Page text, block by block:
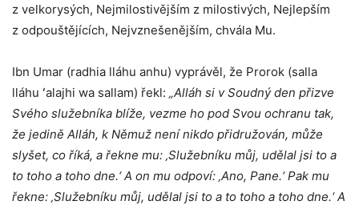
z velkorysých, Nejmilostivějším z milostivých, Nejlepším
z odpouštějících, Nejvznešenějším, chvála Mu.
Ibn Umar (radhia lláhu anhu) vyprávěl, že Prorok (salla
lláhu ʻalajhi wa sallam) řekl: „Alláh si v Soudný den přizve
Svého služebníka blíže, vezme ho pod Svou ochranu tak,
že jedině Alláh, k Němuž není nikdo přidružován, může
slyšet, co říká, a řekne mu: ‚Služebníku můj, udělal jsi to a
to toho a toho dne.‘ A on mu odpoví: ‚Ano, Pane.‘ Pak mu
řekne: ‚Služebníku můj, udělal jsi to a to toho a toho dne.‘ A